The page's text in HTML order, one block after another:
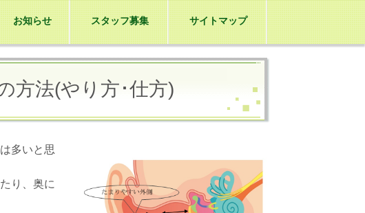
お知らせ スタッフ募集 サイトマップ
方法(やり方･仕方)
多いと思
り、奥に